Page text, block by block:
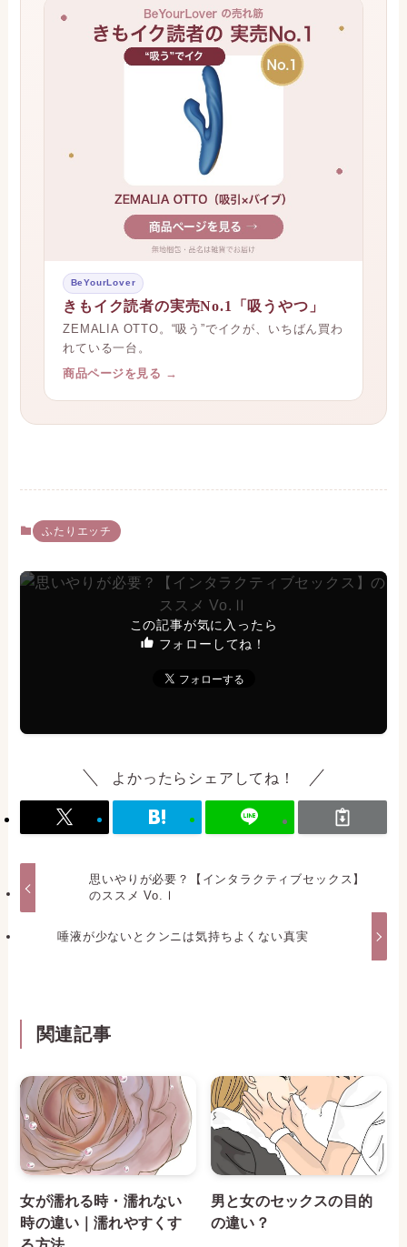
BeYourLover
きもイク読者の実売No.1「吸うやつ」
ZEMALIA OTTO。“吸う”でイクが、いちばん買わ
れている一台。
商品ページを見る →
ふたりエッチ
この記事が気に入ったら
フォローしてね！
よかったらシェアしてね！
思いやりが必要？【インタラクティブセックス】
のススメ Vo.Ⅰ
唾液が少ないとクンニは気持ちよくない真実
関連記事
女が濡れる時・濡れない
時の違い｜濡れやすくす
男と女のセックスの目的
の違い？